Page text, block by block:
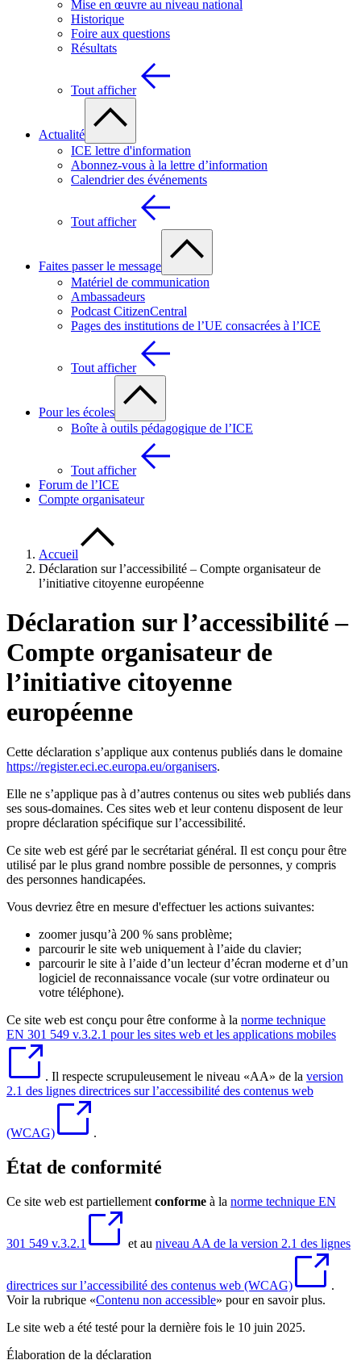
Mise en œuvre au niveau national
Historique
Foire aux questions
Résultats
Tout afficher
Actualité
ICE lettre d'information
Abonnez-vous à la lettre d’information
Calendrier des événements
Tout afficher
Faites passer le message
Matériel de communication
Ambassadeurs
Podcast CitizenCentral
Pages des institutions de l’UE consacrées à l’ICE
Tout afficher
Pour les écoles
Boîte à outils pédagogique de l’ICE
Tout afficher
Forum de l’ICE
Compte organisateur
Accueil
Déclaration sur l’accessibilité – Compte organisateur de
l’initiative citoyenne européenne
Déclaration sur l’accessibilité –
Compte organisateur de
l’initiative citoyenne
européenne
Cette déclaration s’applique aux contenus publiés dans le domaine
https://register.eci.ec.europa.eu/organisers.
Elle ne s’applique pas à d’autres contenus ou sites web publiés dans
ses sous-domaines. Ces sites web et leur contenu disposent de leur
propre déclaration spécifique sur l’accessibilité.
Ce site web est géré par le secrétariat général. Il est conçu pour être
utilisé par le plus grand nombre possible de personnes, y compris
des personnes handicapées.
Vous devriez être en mesure d'effectuer les actions suivantes:
zoomer jusqu’à 200 % sans problème;
parcourir le site web uniquement à l’aide du clavier;
parcourir le site à l’aide d’un lecteur d’écran moderne et d’un
logiciel de reconnaissance vocale (sur votre ordinateur ou
votre téléphone).
Ce site web est conçu pour être conforme à la norme technique
EN 301 549 v.3.2.1 pour les sites web et les applications mobiles
. Il respecte scrupuleusement le niveau «AA» de la version
2.1 des lignes directrices sur l’accessibilité des contenus web
(WCAG) .
État de conformité
Ce site web est partiellement conforme à la norme technique EN
301 549 v.3.2.1 et au niveau AA de la version 2.1 des lignes
directrices sur l’accessibilité des contenus web (WCAG)
.
Voir la rubrique «Contenu non accessible» pour en savoir plus.
Le site web a été testé pour la dernière fois le 10 juin 2025.
Élaboration de la déclaration